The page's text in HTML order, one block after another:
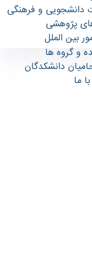
دانشجویی و فرهنگی
پژوهشی
بین الملل
و گروه ها
دانشکدگان
ما
سال 1403 - دانشکدگان هنر های زیبا